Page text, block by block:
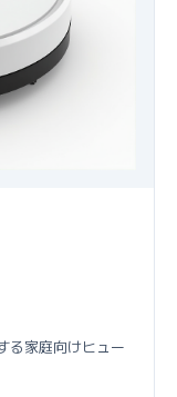
る家庭向けヒュー